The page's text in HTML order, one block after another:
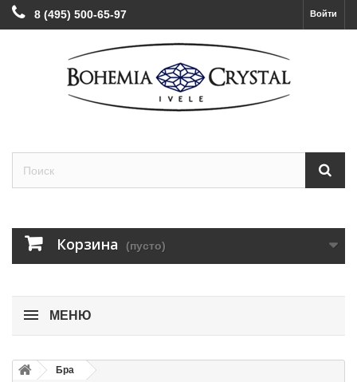
Войти
8 (495) 500-65-97
Корзина (пусто)
МЕНЮ
Бра